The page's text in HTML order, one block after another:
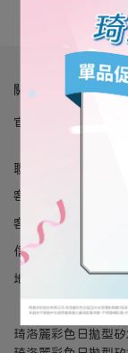
關於我們
官方網站
聯絡資訊
客服專線：0809-
客服時間：9:00-
信箱：
地址：33341 桃園
琦洛麗彩色日拋型